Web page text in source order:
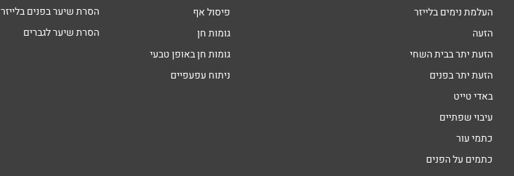
העלמת נימים בלייזר
הזעה
הזעת יתר בבית השחי
הזעת יתר בפנים
באדי טייט
עיבוי שפתיים
כתמי עור
כתמים על הפנים
פיסול אף
גומות חן
גומות חן באופן טבעי
ניתוח עפעפיים
הסרת שיער בפנים בלייזר
הסרת שיער לגברים